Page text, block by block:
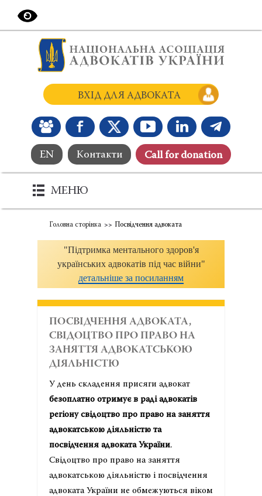
EN Контакти Сall for donation
ВХІД ДЛЯ АДВОКАТА
МЕНЮ
Головна сторінка Посвідчення адвоката
"Підтримка ментального здоров'я
українських адвокатів під час війни"
детальніше за посиланням
ПОСВІДЧЕННЯ АДВОКАТА,
СВІДОЦТВО ПРО ПРАВО НА
ЗАНЯТТЯ АДВОКАТСЬКОЮ
ДІЯЛЬНІСТЮ
У день складення присяги адвокат
безоплатно отримує в раді адвокатів
регіону свідоцтво про право на заняття
адвокатською діяльністю та
посвідчення адвоката України.
Свідоцтво про право на заняття
адвокатською діяльністю і посвідчення
адвоката України не обмежуються віком